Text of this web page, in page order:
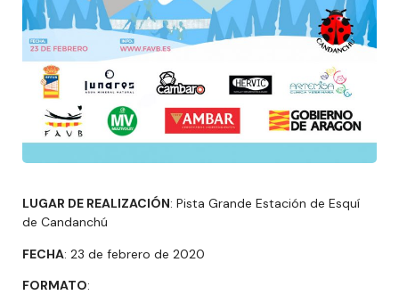
LUGAR DE REALIZACIÓN: Pista Grande Estación de Esquí
de Candanchú
FECHA: 23 de febrero de 2020
FORMATO: